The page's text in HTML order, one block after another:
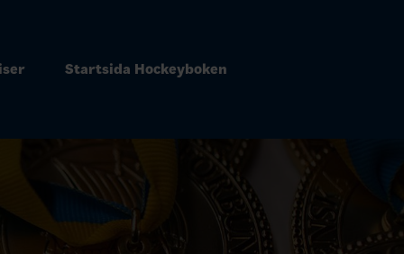
Startsida Hockeyboken